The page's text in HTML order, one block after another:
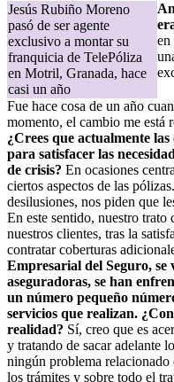
Jesús Rubiño Moreno
pasó de ser agente
exclusivo a montar su
franquicia de TelePóliza
en Motril, Granada, hace
casi un año
en
Fue hace cosa de un año
momento, el cambio me está
¿Crees que actualmente
para satisfacer las
de crisis? En ocasiones
ciertos aspectos de las
desilusiones, nos piden que
En este sentido, nuestro trato
nuestros clientes, tras la
contratar coberturas
Empresarial del Seguro,
aseguradoras, se han
un número pequeño
servicios que realizan.
realidad? Sí, creo que es
y tratando de sacar adelante
ningún problema relacionado
los trámites y sobre todo el